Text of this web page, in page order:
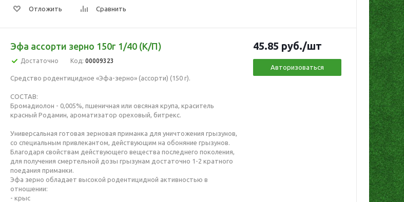
Отложить Сравнить
Эфа ассорти зерно 150г 1/40 (К/П)
Достаточно Код: 00009323
Средство родентицидное «Эфа-зерно» (ассорти) (150 г).
СОСТАВ:
Бромадиолон - 0,005%, пшеничная или овсяная крупа, краситель
красный Родамин, ароматизатор ореховый, битрекс.
Универсальная готовая зерновая приманка для уничтожения грызунов,
со специальным привлекантом, действующим на обоняние грызунов.
Благодаря свойствам действующего вещества последнего поколения,
для получения смертельной дозы грызунам достаточно 1-2 кратного
поедания приманки.
Эфа зерно обладает высокой родентицидной активностью в
отношении:
- крыс
45.85 руб./шт
Авторизоваться